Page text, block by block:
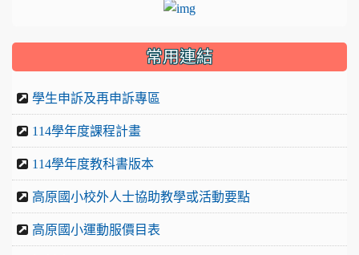
link to https://
常用連結
學生申訴及再申訴專區
114學年度課程計畫
114學年度教科書版本
高原國小校外人士協助教學或活動要點
高原國小運動服價目表